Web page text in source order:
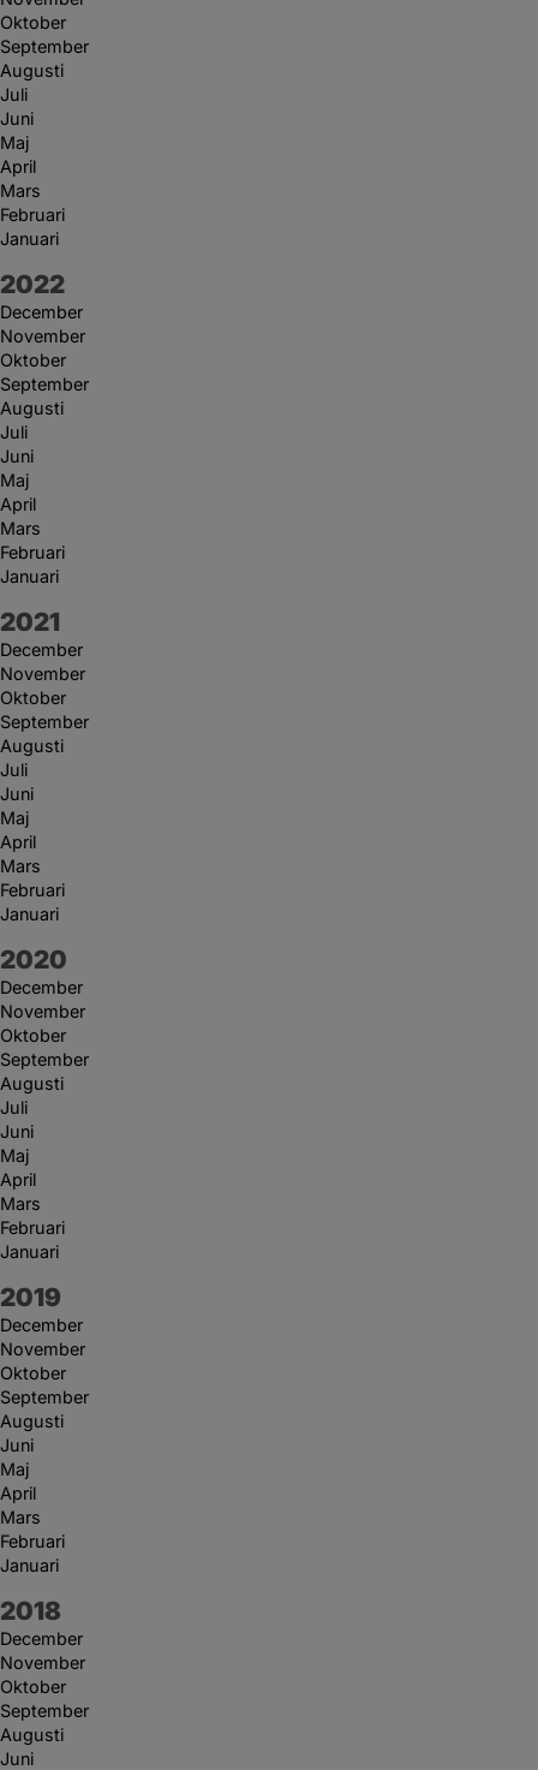
Oktober
September
Augusti
Juli
Juni
Maj
April
Mars
Februari
Januari
År:
2022
December
November
Oktober
September
Augusti
Juli
Juni
Maj
April
Mars
Februari
Januari
År:
2021
December
November
Oktober
September
Augusti
Juli
Juni
Maj
April
Mars
Februari
Januari
År:
2020
December
November
Oktober
September
Augusti
Juli
Juni
Maj
April
Mars
Februari
Januari
År:
2019
December
November
Oktober
September
Augusti
Juni
Maj
April
Mars
Februari
Januari
År:
2018
December
November
Oktober
September
Augusti
Juni